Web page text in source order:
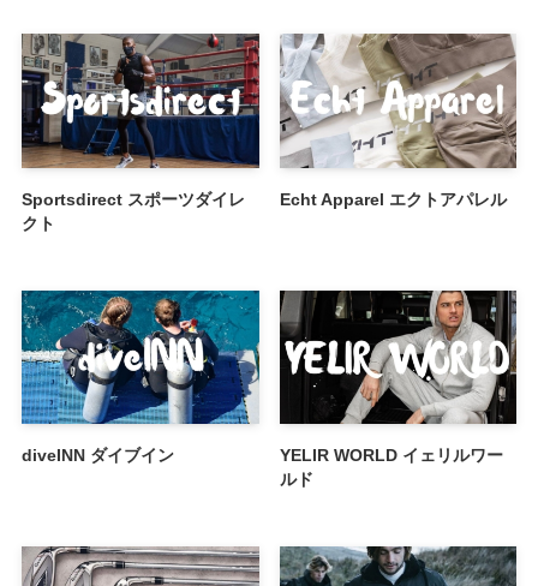
Sportsdirect スポーツダイレ
クト
Echt Apparel エクトアパレル
diveINN ダイブイン
YELIR WORLD イェリルワー
ルド